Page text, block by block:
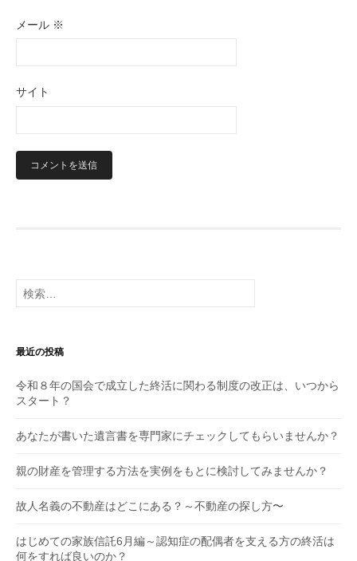
メール ※
サイト
検
索:
最近の投稿
令和８年の国会で成立した終活に関わる制度の改正は、いつから
スタート？
あなたが書いた遺言書を専門家にチェックしてもらいませんか？
親の財産を管理する方法を実例をもとに検討してみませんか？
故人名義の不動産はどこにある？～不動産の探し方〜
はじめての家族信託6月編～認知症の配偶者を支える方の終活は
何をすれば良いのか？